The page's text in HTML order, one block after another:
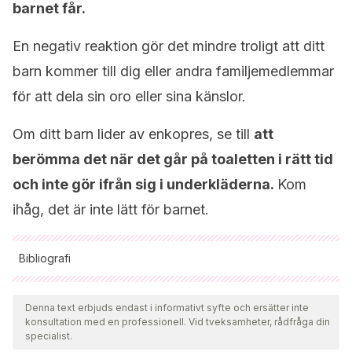
barnet får.
En negativ reaktion gör det mindre troligt att ditt
barn kommer till dig eller andra familjemedlemmar
för att dela sin oro eller sina känslor.
Om ditt barn lider av enkopres, se till att
berömma det när det går på toaletten i rätt tid
och inte gör ifrån sig i underkläderna. Kom
ihåg, det är inte lätt för barnet.
Bibliografi
Samtliga citerade källor har granskats noggrant av vårt team
för att säkerställa deras kvalitet, tillförlitlighet, aktualitet och
giltighet. Bibliografin för denna artikel ansågs vara tillförlitlig
Denna text erbjuds endast i informativt syfte och ersätter inte
konsultation med en professionell. Vid tveksamheter, rådfråga din
specialist.